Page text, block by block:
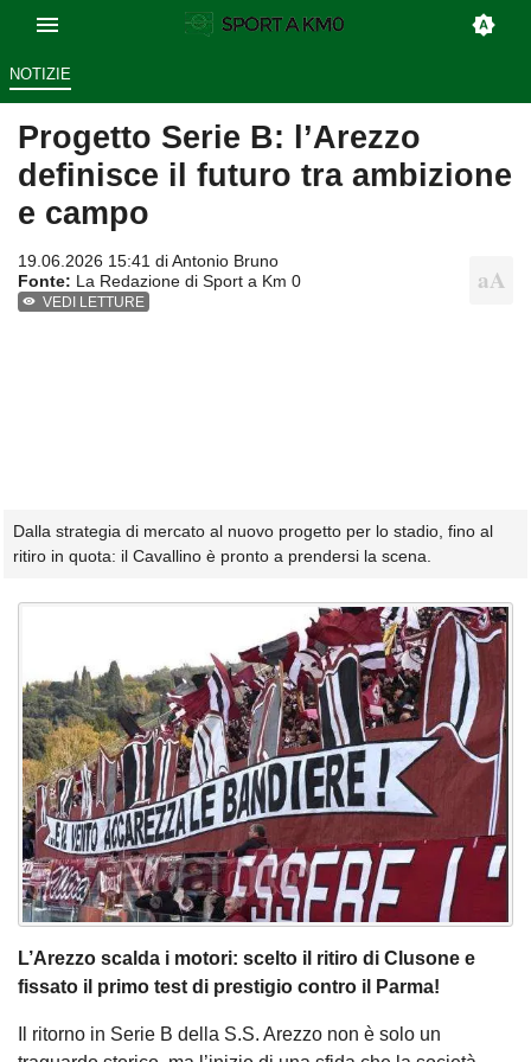
NOTIZIE
Progetto Serie B: l’Arezzo
definisce il futuro tra ambizione
e campo
19.06.2026 15:41 diAntonio Bruno
Fonte: La Redazione di Sport a Km 0
VEDI LETTURE
Dalla strategia di mercato al nuovo progetto per lo stadio, fino al
ritiro in quota: il Cavallino è pronto a prendersi la scena.
L’Arezzo scalda i motori: scelto il ritiro di Clusone e
fissato il primo test di prestigio contro il Parma!
Il ritorno in Serie B della S.S. Arezzo non è solo un